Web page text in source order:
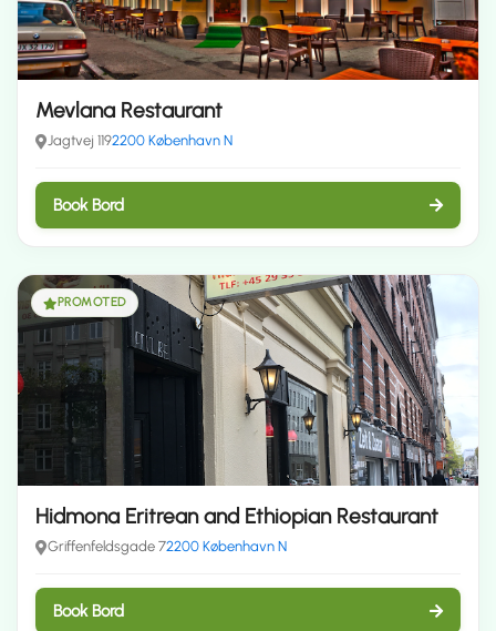
Mevlana Restaurant
Jagtvej 1192200 København N
Book Bord
PROMOTED
Hidmona Eritrean and Ethiopian Restaurant
Griffenfeldsgade 72200 København N
Book Bord